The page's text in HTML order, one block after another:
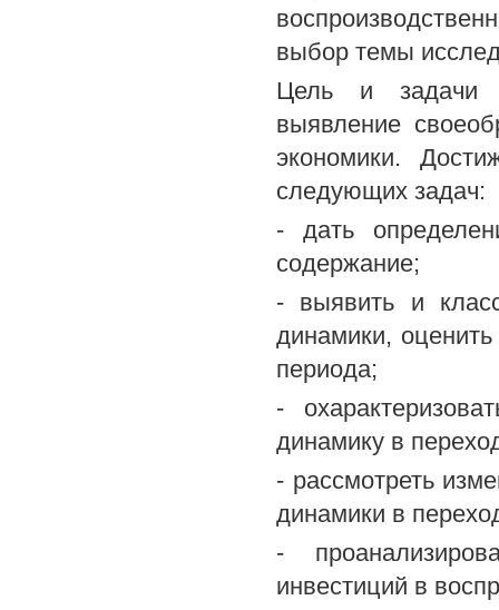
выбор темы
Цель и задачи
выявление
экономики.
следующих задач:
- дать
содержание;
- выявить и
динамики,
периода;
-
динамику в
- рассмотреть
динамики в
-
инвестиций в